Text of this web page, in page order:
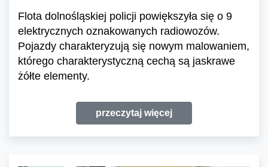
Flota dolnośląskiej policji powiększyła się o 9
elektrycznych oznakowanych radiowozów.
Pojazdy charakteryzują się nowym malowaniem,
którego charakterystyczną cechą są jaskrawe
żółte elementy.
przeczytaj więcej